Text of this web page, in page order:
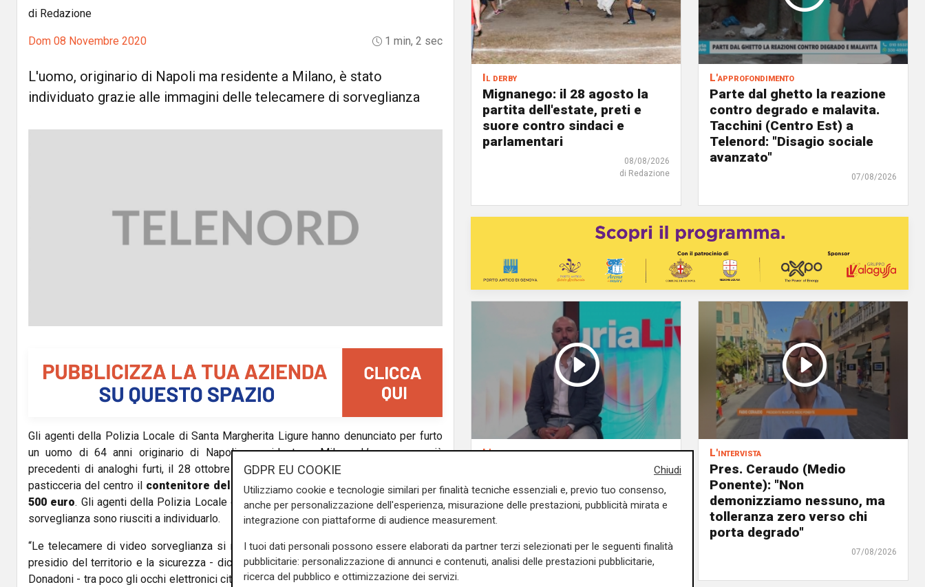
di Redazione
Dom 08 Novembre 2020 1 min, 2 sec
L'uomo, originario di Napoli ma residente a Milano, è stato
individuato grazie alle immagini delle telecamere di sorveglianza
Gli agenti della Polizia Locale di Santa Margherita Ligure hanno denunciato per furto
un uomo di 64 anni originario di Napoli e residente a Milano. L’uomo, con già
precedenti di analoghi furti, il 28 ottobre scorso ha sottratto dal bancone di un bar
pasticceria del centro il contenitore delle mance per un valore stimato di circa
500 euro. Gli agenti della Polizia Locale grazie all’esame delle immagini della video
sorveglianza sono riusciti a individuarlo.
“Le telecamere di video sorveglianza si rivelano uno strumento fondamentale per il
presidio del territorio e la sicurezza - dichiara il sindaco di Santa Margherita, Paolo
Donadoni - tra poco gli occhi elettronici cittadini aumenteranno grazie all’attivazione di
Il derby
Mignanego: il 28 agosto la
partita dell'estate, preti e
suore contro sindaci e
parlamentari
08/08/2026
di Redazione
L'approfondimento
Parte dal ghetto la reazione
contro degrado e malavita.
Tacchini (Centro Est) a
Telenord: "Disagio sociale
avanzato"
07/08/2026
L'esclusiva
Vassallo (consigliere delega
Vallate) a Telenord:
"Riapertura di via Lepanto
ottima notizia per ridurre il
07/08/2026
L'intervista
Pres. Ceraudo (Medio
Ponente): "Non
demonizziamo nessuno, ma
tolleranza zero verso chi
porta degrado"
07/08/2026
Chiudi
GDPR EU COOKIE
Utilizziamo cookie e tecnologie similari per finalità tecniche essenziali e, previo tuo consenso,
anche per personalizzazione dell'esperienza, misurazione delle prestazioni, pubblicità mirata e
integrazione con piattaforme di audience measurement.
I tuoi dati personali possono essere elaborati da partner terzi selezionati per le seguenti finalità
pubblicitarie: personalizzazione di annunci e contenuti, analisi delle prestazioni pubblicitarie,
ricerca del pubblico e ottimizzazione dei servizi.